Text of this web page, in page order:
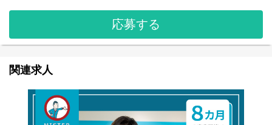
応募する
関連求人